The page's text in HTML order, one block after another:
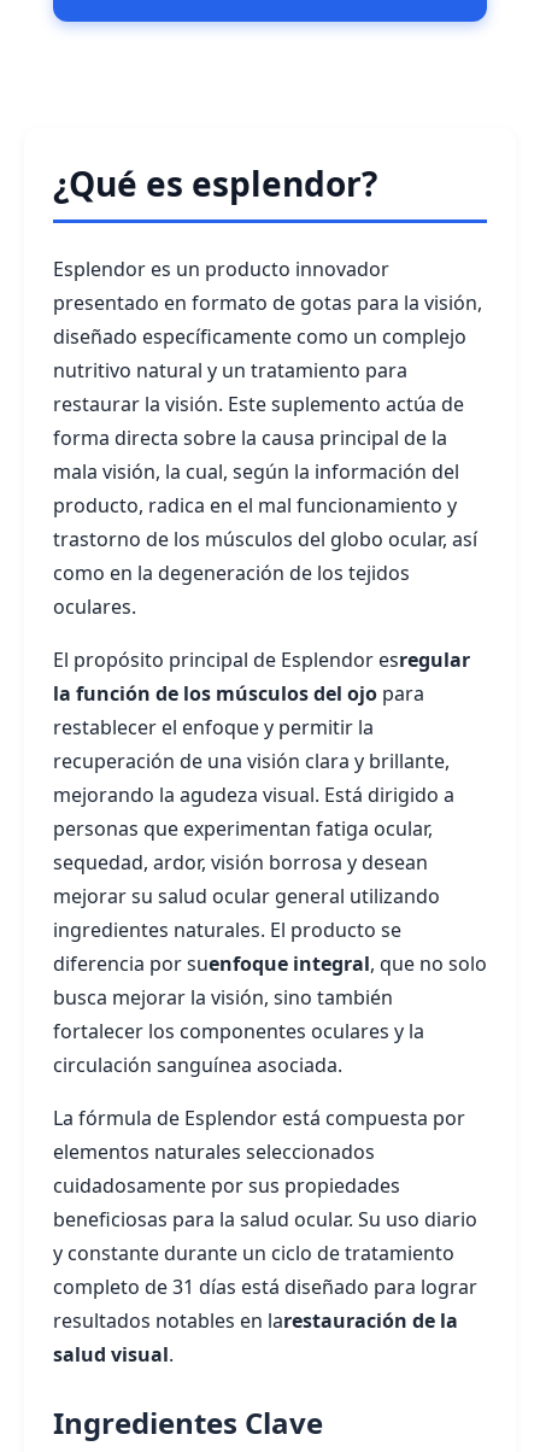
¿Qué es esplendor?
Esplendor es un producto innovador
presentado en formato de gotas para la visión,
diseñado específicamente como un complejo
nutritivo natural y un tratamiento para
restaurar la visión. Este suplemento actúa de
forma directa sobre la causa principal de la
mala visión, la cual, según la información del
producto, radica en el mal funcionamiento y
trastorno de los músculos del globo ocular, así
como en la degeneración de los tejidos
oculares.
El propósito principal de Esplendor esregular
la función de los músculos del ojo para
restablecer el enfoque y permitir la
recuperación de una visión clara y brillante,
mejorando la agudeza visual. Está dirigido a
personas que experimentan fatiga ocular,
sequedad, ardor, visión borrosa y desean
mejorar su salud ocular general utilizando
ingredientes naturales. El producto se
diferencia por suenfoque integral, que no solo
busca mejorar la visión, sino también
fortalecer los componentes oculares y la
circulación sanguínea asociada.
La fórmula de Esplendor está compuesta por
elementos naturales seleccionados
cuidadosamente por sus propiedades
beneficiosas para la salud ocular. Su uso diario
y constante durante un ciclo de tratamiento
completo de 31 días está diseñado para lograr
resultados notables en larestauración de la
salud visual.
Ingredientes Clave